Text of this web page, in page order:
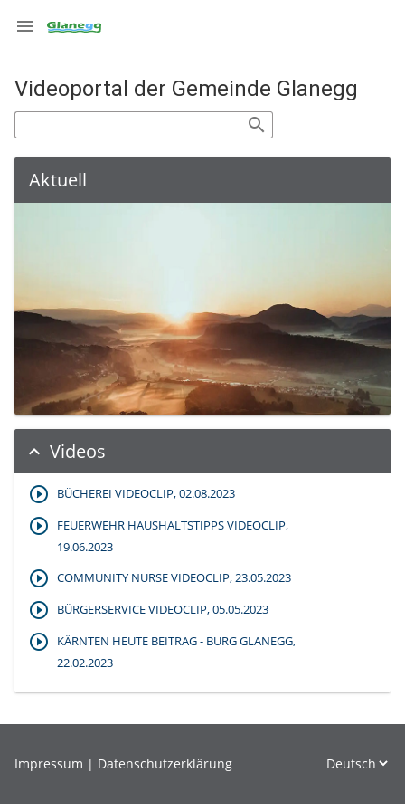
 Streamdiver
Videoportal der Gemeinde Glanegg
search
Aktuell
expand_less Videos
BÜCHEREI VIDEOCLIP, 02.08.2023
FEUERWEHR HAUSHALTSTIPPS VIDEOCLIP,
19.06.2023
COMMUNITY NURSE VIDEOCLIP, 23.05.2023
BÜRGERSERVICE VIDEOCLIP, 05.05.2023
KÄRNTEN HEUTE BEITRAG - BURG GLANEGG,
22.02.2023
Impressum | Datenschutzerklärung